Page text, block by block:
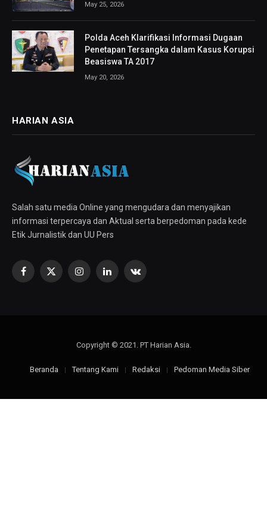
May 25, 2026
Polda Aceh Klarifikasi Informasi Dugaan
Penetapan Tersangka dalam Kasus Korupsi
Beasiswa TA 2017
May 20, 2026
HARIAN ASIA
Salah satu media Online yang mengudara dan menyajikan
informasi terpercaya dan Aktual serta berpedoman pada kede
Etik Jurnalistik dan UU Pers
Facebook
X
InstagramLinkedInVKontakte
Copyright © 2021. PT Harian Asia.
Beranda Tentang Kami Redaksi Pedoman Media Siber